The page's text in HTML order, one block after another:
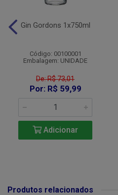
Gin Gordons 1x750ml
Código: 00100001
Embalagem: UNIDADE
De: R$ 73,01
Por: R$ 59,99
Adicionar
Produtos relacionados